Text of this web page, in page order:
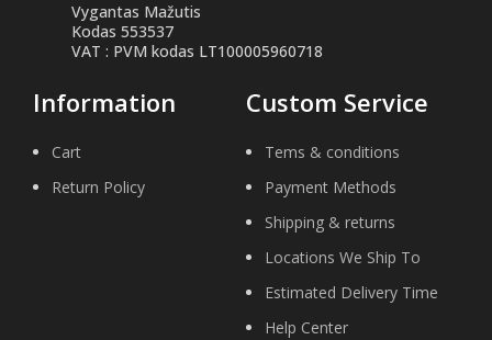
Vygantas Mažutis
Kodas 553537
VAT : PVM kodas LT100005960718
Information
Cart
Return Policy
Custom Service
Tems & conditions
Payment Methods
Shipping & returns
Locations We Ship To
Estimated Delivery Time
Help Center